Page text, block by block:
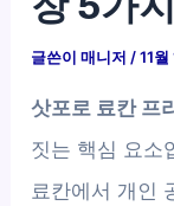
글쓴이매니저 /11
삿포로 료칸 프
짓는 핵심 요소
료칸에서 개인